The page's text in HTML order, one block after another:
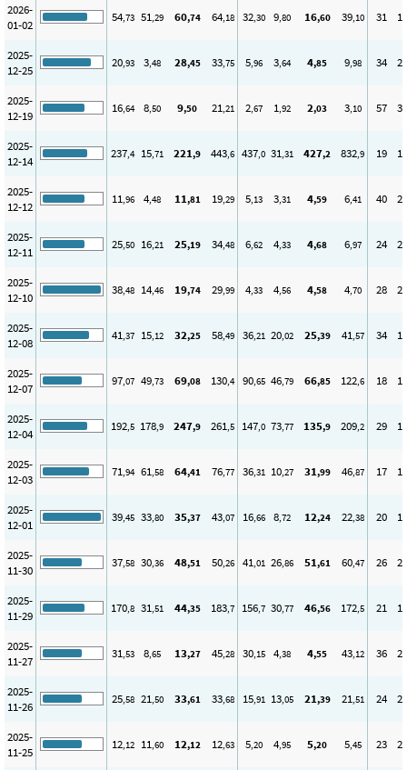
2026-
01-02
54,73 51,29 60,74 64,18 32,30 9,80 16,60 39,10 31 16
2025-
12-25
20,93 3,48 28,45 33,75 5,96 3,64 4,85 9,98 34 23
2025-
12-19
16,64 8,50 9,50 21,21 2,67 1,92 2,03 3,10 57 35
2025-
12-14
237,4 15,71 221,9 443,6 437,0 31,31 427,2 832,9 19 14
2025-
12-12
11,96 4,48 11,81 19,29 5,13 3,31 4,59 6,41 40 25
2025-
12-11
25,50 16,21 25,19 34,48 6,62 4,33 4,68 6,97 24 20
2025-
12-10
38,48 14,46 19,74 29,99 4,33 4,56 4,58 4,70 28 25
2025-
12-08
41,37 15,12 32,25 58,49 36,21 20,02 25,39 41,57 34 16
2025-
12-07
97,07 49,73 69,08 130,4 90,65 46,79 66,85 122,6 18 14
2025-
12-04
192,5 178,9 247,9 261,5 147,0 73,77 135,9 209,2 29 11
2025-
12-03
71,94 61,58 64,41 76,77 36,31 10,27 31,99 46,87 17 12
2025-
12-01
39,45 33,80 35,37 43,07 16,66 8,72 12,24 22,38 20 17
2025-
11-30
37,58 30,36 48,51 50,26 41,01 26,86 51,61 60,47 26 20
2025-
11-29
170,8 31,51 44,35 183,7 156,7 30,77 46,56 172,5 21 17
2025-
11-27
31,53 8,65 13,27 45,28 30,15 4,38 4,55 43,12 36 23
2025-
11-26
25,58 21,50 33,61 33,68 15,91 13,05 21,39 21,51 24 23
2025-
11-25
12,12 11,60 12,12 12,63 5,20 4,95 5,20 5,45 23 21